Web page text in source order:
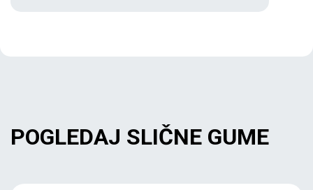
POGLEDAJ SLIČNE GUME